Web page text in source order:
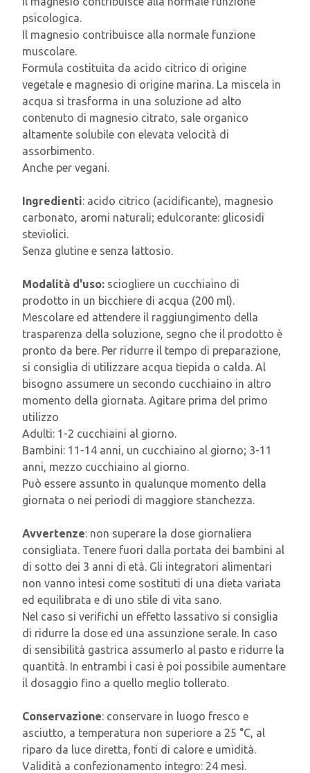
psicologica.
Il magnesio contribuisce alla normale funzione
muscolare.
Formula costituita da acido citrico di origine
vegetale e magnesio di origine marina. La miscela in
acqua si trasforma in una soluzione ad alto
contenuto di magnesio citrato, sale organico
altamente solubile con elevata velocità di
assorbimento.
Anche per vegani.
Ingredienti: acido citrico (acidificante), magnesio
carbonato, aromi naturali; edulcorante: glicosidi
steviolici.
Senza glutine e senza lattosio.
Modalità d'uso: sciogliere un cucchiaino di
prodotto in un bicchiere di acqua (200 ml).
Mescolare ed attendere il raggiungimento della
trasparenza della soluzione, segno che il prodotto è
pronto da bere. Per ridurre il tempo di preparazione,
si consiglia di utilizzare acqua tiepida o calda. Al
bisogno assumere un secondo cucchiaino in altro
momento della giornata. Agitare prima del primo
utilizzo
Adulti: 1-2 cucchiaini al giorno.
Bambini: 11-14 anni, un cucchiaino al giorno; 3-11
anni, mezzo cucchiaino al giorno.
Può essere assunto in qualunque momento della
giornata o nei periodi di maggiore stanchezza.
Avvertenze: non superare la dose giornaliera
consigliata. Tenere fuori dalla portata dei bambini al
di sotto dei 3 anni di età. Gli integratori alimentari
non vanno intesi come sostituti di una dieta variata
ed equilibrata e di uno stile di vita sano.
Nel caso si verifichi un effetto lassativo si consiglia
di ridurre la dose ed una assunzione serale. In caso
di sensibilità gastrica assumerlo al pasto e ridurre la
quantità. In entrambi i casi è poi possibile aumentare
il dosaggio fino a quello meglio tollerato.
Conservazione: conservare in luogo fresco e
asciutto, a temperatura non superiore a 25 °C, al
riparo da luce diretta, fonti di calore e umidità.
Validità a confezionamento integro: 24 mesi.